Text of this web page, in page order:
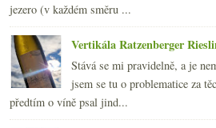
jezero (v každém směru ...
Vertikála Ratzenberger
Stává se mi pravidelně, a je
jsem se tu o problematice za
předtím o víně psal jind...